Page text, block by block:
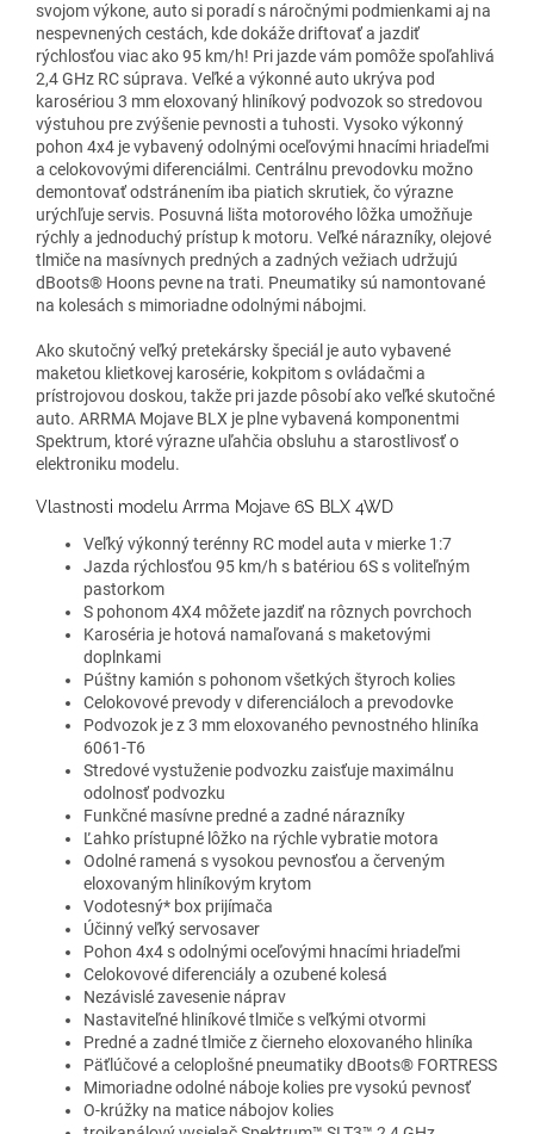
svojom výkone, auto si poradí s náročnými podmienkami aj na
nespevnených cestách, kde dokáže driftovať a jazdiť
rýchlosťou viac ako 95 km/h! Pri jazde vám pomôže spoľahlivá
2,4 GHz RC súprava. Veľké a výkonné auto ukrýva pod
karosériou 3 mm eloxovaný hliníkový podvozok so stredovou
výstuhou pre zvýšenie pevnosti a tuhosti. Vysoko výkonný
pohon 4x4 je vybavený odolnými oceľovými hnacími hriadeľmi
a celokovovými diferenciálmi. Centrálnu prevodovku možno
demontovať odstránením iba piatich skrutiek, čo výrazne
urýchľuje servis. Posuvná lišta motorového lôžka umožňuje
rýchly a jednoduchý prístup k motoru. Veľké nárazníky, olejové
tlmiče na masívnych predných a zadných vežiach udržujú
dBoots® Hoons pevne na trati. Pneumatiky sú namontované
na kolesách s mimoriadne odolnými nábojmi.
Ako skutočný veľký pretekársky špeciál je auto vybavené
maketou klietkovej karosérie, kokpitom s ovládačmi a
prístrojovou doskou, takže pri jazde pôsobí ako veľké skutočné
auto. ARRMA Mojave BLX je plne vybavená komponentmi
Spektrum, ktoré výrazne uľahčia obsluhu a starostlivosť o
elektroniku modelu.
Vlastnosti modelu Arrma Mojave 6S BLX 4WD
Veľký výkonný terénny RC model auta v mierke 1:7
Jazda rýchlosťou 95 km/h s batériou 6S s voliteľným
pastorkom
S pohonom 4X4 môžete jazdiť na rôznych povrchoch
Karoséria je hotová namaľovaná s maketovými
doplnkami
Púštny kamión s pohonom všetkých štyroch kolies
Celokovové prevody v diferenciáloch a prevodovke
Podvozok je z 3 mm eloxovaného pevnostného hliníka
6061-T6
Stredové vystuženie podvozku zaisťuje maximálnu
odolnosť podvozku
Funkčné masívne predné a zadné nárazníky
Ľahko prístupné lôžko na rýchle vybratie motora
Odolné ramená s vysokou pevnosťou a červeným
eloxovaným hliníkovým krytom
Vodotesný* box prijímača
Účinný veľký servosaver
Pohon 4x4 s odolnými oceľovými hnacími hriadeľmi
Celokovové diferenciály a ozubené kolesá
Nezávislé zavesenie náprav
Nastaviteľné hliníkové tlmiče s veľkými otvormi
Predné a zadné tlmiče z čierneho eloxovaného hliníka
Päťlúčové a celoplošné pneumatiky dBoots® FORTRESS
Mimoriadne odolné náboje kolies pre vysokú pevnosť
O-krúžky na matice nábojov kolies